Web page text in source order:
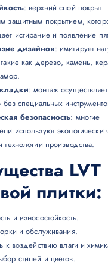
: верхний слой покрыт
защитным покрытием,
истирание и появление
дизайнов: имитирует
как дерево, камень,
: монтаж
без специальных
безопасность: многие
используют экологически
технологии производства.
LVT
плитки:
и износостойкость.
и обслуживания.
к воздействию влаги и
стилей и цветов.